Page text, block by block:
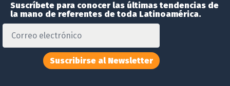
Suscríbete para conocer las últimas tendencias de
la mano de referentes de toda Latinoamérica.
Suscribirse al Newsletter